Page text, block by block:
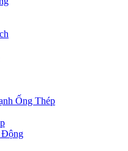
Ống Thép
Động